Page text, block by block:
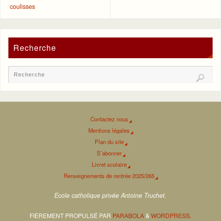
coulisses
Recherche
Contactez nous
Mentions légales
Plan du site
S’abonner
Livret scolaire
Renseignements de rentrée 2025/265
Ecole catholique privée Antoine Truchet.
FIÈREMENT PROPULSÉ PAR PARABOLA&WORDPRESS.